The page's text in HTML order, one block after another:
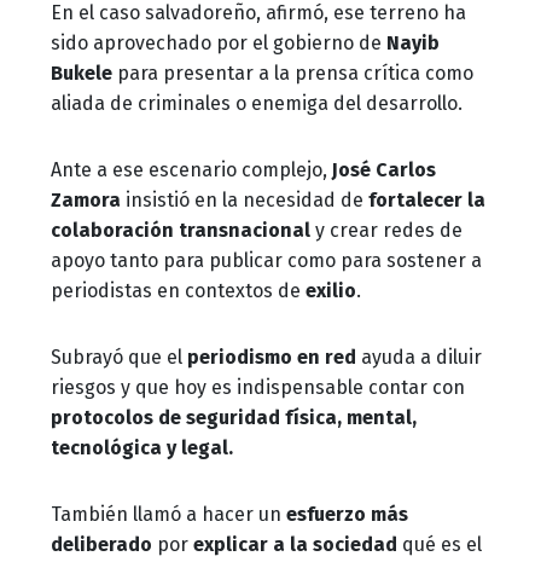
En el caso salvadoreño, afirmó, ese terreno ha
sido aprovechado por el gobierno de Nayib
Bukele para presentar a la prensa crítica como
aliada de criminales o enemiga del desarrollo.
Ante a ese escenario complejo, José Carlos
Zamora insistió en la necesidad de fortalecer la
colaboración transnacional y crear redes de
apoyo tanto para publicar como para sostener a
periodistas en contextos de exilio.
Subrayó que el periodismo en red ayuda a diluir
riesgos y que hoy es indispensable contar con
protocolos de seguridad física, mental,
tecnológica y legal.
También llamó a hacer un esfuerzo más
deliberado por explicar a la sociedad qué es el